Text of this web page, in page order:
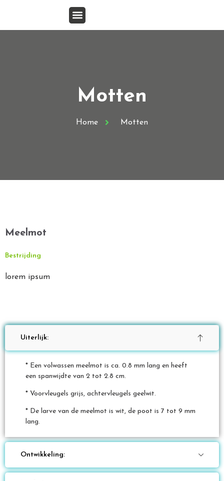
Motten
Home Motten
Meelmot
Bestrijding
lorem ipsum
Uiterlijk:
* Een volwassen meelmot is ca. 0.8 mm lang en heeft
een spanwijdte van 2 tot 2.8 cm.
* Voorvleugels grijs, achtervleugels geelwit.
* De larve van de meelmot is wit, de poot is 7 tot 9 mm
lang.
Ontwikkeling: